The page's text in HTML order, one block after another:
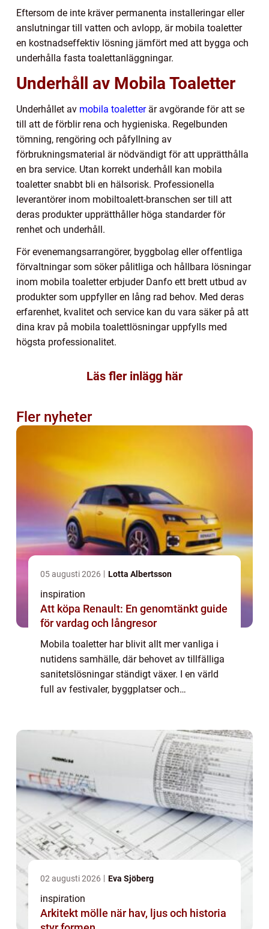
Eftersom de inte kräver permanenta installeringar eller
anslutningar till vatten och avlopp, är mobila toaletter
en kostnadseffektiv lösning jämfört med att bygga och
underhålla fasta toalettanläggningar.
Underhåll av Mobila Toaletter
Underhållet av mobila toaletterär avgörande för att se
till att de förblir rena och hygieniska. Regelbunden
tömning, rengöring och påfyllning av
förbrukningsmaterial är nödvändigt för att upprätthålla
en bra service. Utan korrekt underhåll kan mobila
toaletter snabbt bli en hälsorisk. Professionella
leverantörer inom mobiltoalett-branschen ser till att
deras produkter upprätthåller höga standarder för
renhet och underhåll.
För evenemangsarrangörer, byggbolag eller offentliga
förvaltningar som söker pålitliga och hållbara lösningar
inom mobila toaletter erbjuder Danfo ett brett utbud av
produkter som uppfyller en lång rad behov. Med deras
erfarenhet, kvalitet och service kan du vara säker på att
dina krav på mobila toalettlösningar uppfylls med
högsta professionalitet.
Läs fler inlägg här
Fler nyheter
05 augusti 2026 Lotta Albertsson
inspiration
Att köpa Renault: En genomtänkt guide
för vardag och långresor
Mobila toaletter har blivit allt mer vanliga i
nutidens samhälle, där behovet av tillfälliga
sanitetslösningar ständigt växer. I en värld
full av festivaler, byggplatser och
02 augusti 2026 Eva Sjöberg
inspiration
Arkitekt mölle när hav, ljus och historia